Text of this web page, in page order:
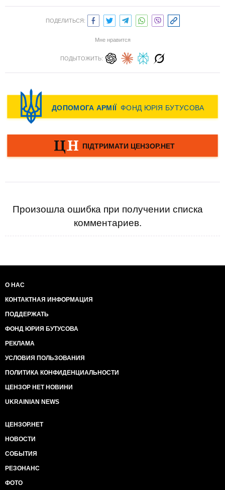
ПОДЕЛИТЬСЯ:
Мне нравится
ПОДЫТОЖИТЬ:
Произошла ошибка при получении списка
комментариев.
О НАС
КОНТАКТНАЯ ИНФОРМАЦИЯ
ПОДДЕРЖАТЬ
ФОНД ЮРИЯ БУТУСОВА
РЕКЛАМА
УСЛОВИЯ ПОЛЬЗОВАНИЯ
ПОЛИТИКА КОНФИДЕНЦИАЛЬНОСТИ
ЦЕНЗОР НЕТ НОВИНИ
UKRAINIAN NEWS
ЦЕНЗОР.НЕТ
НОВОСТИ
СОБЫТИЯ
РЕЗОНАНС
ФОТО